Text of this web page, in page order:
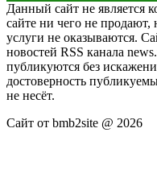
Данный сайт не является
сайте ни чего не
услуги не оказываются.
новостей RSS канала
публикуются без
достоверность
не несёт.
Сайт от bmb2site @ 2026